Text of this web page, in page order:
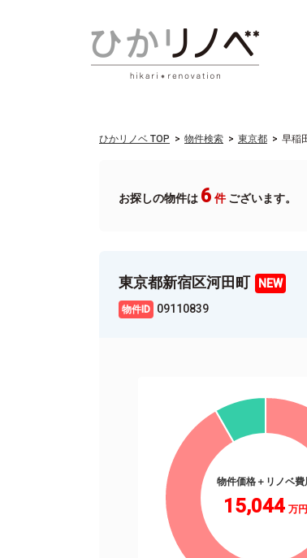
ひかリノベ TOP 物件検索 東京都 早稲
お探しの物件は 6 件ございます。
東京都新宿区河田町
09110839
物件価格＋リノベ費
15,044